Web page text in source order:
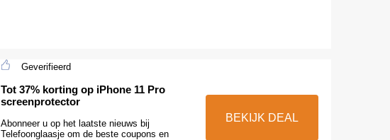
Geverifieerd
Tot 37% korting op iPhone 11 Pro
screenprotector
Abonneer u op het laatste nieuws bij
Telefoonglaasje om de beste coupons en
BEKIJK DEAL